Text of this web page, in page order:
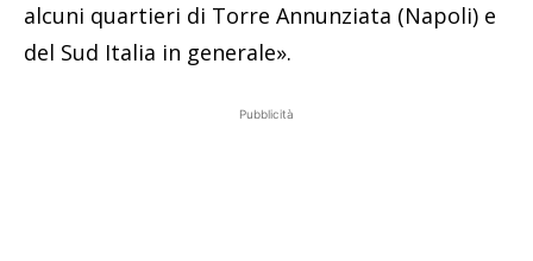
alcuni quartieri di Torre Annunziata (Napoli) e
del Sud Italia in generale».
Pubblicità